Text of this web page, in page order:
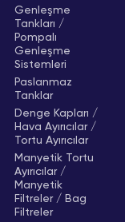
Genleşme
Tankları /
Pompalı
Genleşme
Sistemleri
Paslanmaz
Tanklar
Denge Kapları /
Hava Ayırıcılar /
Tortu Ayırıcılar
Manyetik Tortu
Ayırıcılar /
Manyetik
Filtreler / Bag
Filtreler